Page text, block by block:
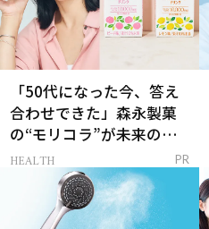
「50代になった今、答え
合わせできた」森永製菓
の“モリコラ”が未来のキ
レイを連れてくる！
HEALTH PR